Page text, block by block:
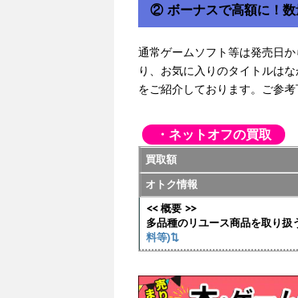
② ボーナスで高額に！数
通常ゲームソフト等は発売日
り、お気に入りのタイトルは
をご紹介しております。ご参考
・ネットオフの買取
買取額
オトク情報
<< 概要 >>
多品種のリユース商品を取り
料等)⇅